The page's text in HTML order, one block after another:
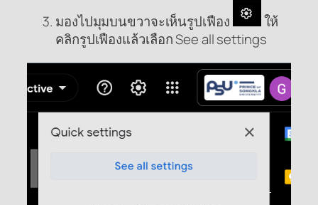
มองไปมุมบนขวาจะเห็นรูปเฟือง
ให้
คลิกรูปเฟืองแล้วเลือก See all settings